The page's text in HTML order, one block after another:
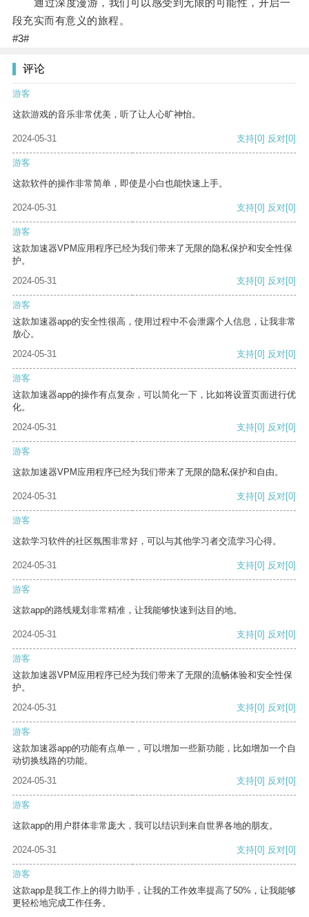
通过深度漫游，我们可以感受到无限的可能性，开启一
段充实而有意义的旅程。
#3#
评论
游客
这款游戏的音乐非常优美，听了让人心旷神怡。
2024-05-31 支持[0] 反对[0]
游客
这款软件的操作非常简单，即使是小白也能快速上手。
2024-05-31 支持[0] 反对[0]
游客
这款加速器VPM应用程序已经为我们带来了无限的隐私保护和安全性保
护。
2024-05-31
支持[0] 反对[0]
游客
这款加速器app的安全性很高，使用过程中不会泄露个人信息，让我非常
放心。
2024-05-31
支持[0] 反对[0]
游客
这款加速器app的操作有点复杂，可以简化一下，比如将设置页面进行优
化。
2024-05-31
支持[0] 反对[0]
游客
这款加速器VPM应用程序已经为我们带来了无限的隐私保护和自由。
2024-05-31 支持[0] 反对[0]
游客
这款学习软件的社区氛围非常好，可以与其他学习者交流学习心得。
2024-05-31 支持[0] 反对[0]
游客
这款app的路线规划非常精准，让我能够快速到达目的地。
2024-05-31 支持[0] 反对[0]
游客
这款加速器VPM应用程序已经为我们带来了无限的流畅体验和安全性保
护。
2024-05-31
支持[0] 反对[0]
游客
这款加速器app的功能有点单一，可以增加一些新功能，比如增加一个自
动切换线路的功能。
2024-05-31
支持[0] 反对[0]
游客
这款app的用户群体非常庞大，我可以结识到来自世界各地的朋友。
2024-05-31 支持[0] 反对[0]
游客
这款app是我工作上的得力助手，让我的工作效率提高了50%，让我能够
更轻松地完成工作任务。